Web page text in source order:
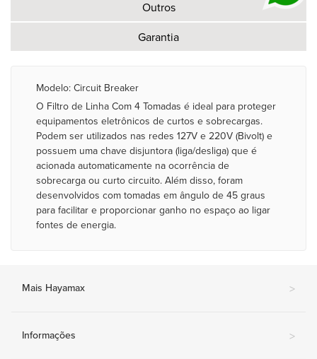
Outros
Garantia
Modelo: Circuit Breaker
O Filtro de Linha Com 4 Tomadas é ideal para proteger
equipamentos eletrônicos de curtos e sobrecargas.
Podem ser utilizados nas redes 127V e 220V (Bivolt) e
possuem uma chave disjuntora (liga/desliga) que é
acionada automaticamente na ocorrência de
sobrecarga ou curto circuito. Além disso, foram
desenvolvidos com tomadas em ângulo de 45 graus
para facilitar e proporcionar ganho no espaço ao ligar
fontes de energia.
Mais Hayamax >
Informações >